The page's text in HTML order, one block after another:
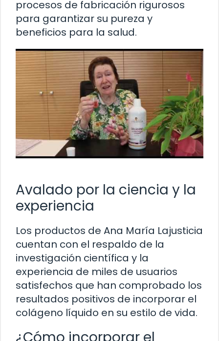
procesos de fabricación rigurosos
para garantizar su pureza y
beneficios para la salud.
Avalado por la ciencia y la
experiencia
Los productos de Ana María Lajusticia
cuentan con el respaldo de la
investigación científica y la
experiencia de miles de usuarios
satisfechos que han comprobado los
resultados positivos de incorporar el
colágeno líquido en su estilo de vida.
¿Cómo incorporar el